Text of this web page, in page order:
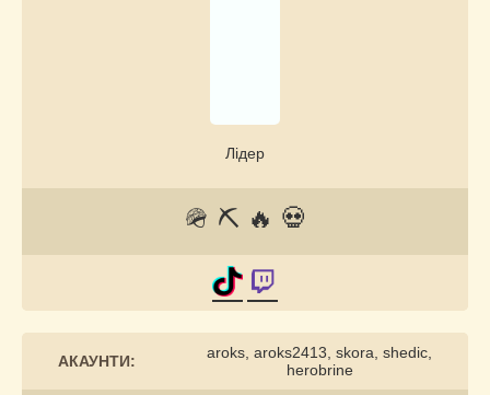
Лідер
🪖 ⛏️ 🔥 💀
АКАУНТИ:
aroks, aroks2413, skora, shedic,
herobrine